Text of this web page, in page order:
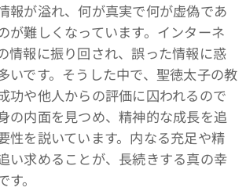
報が溢れ、何が真実で何が虚偽であ
が難しくなっています。インターネ
情報に振り回され、誤った情報に惑
いです。そうした中で、聖徳太子の教
功や他人からの評価に囚われるので
の内面を見つめ、精神的な成長を追
性を説いています。内なる充足や精
い求めることが、長続きする真の幸
。